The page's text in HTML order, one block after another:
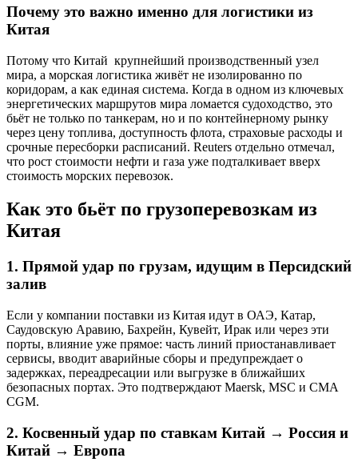
Почему это важно именно для логистики из
Китая
Потому что Китай крупнейший производственный узел
мира, а морская логистика живёт не изолированно по
коридорам, а как единая система. Когда в одном из ключевых
энергетических маршрутов мира ломается судоходство, это
бьёт не только по танкерам, но и по контейнерному рынку
через цену топлива, доступность флота, страховые расходы и
срочные пересборки расписаний. Reuters отдельно отмечал,
что рост стоимости нефти и газа уже подталкивает вверх
стоимость морских перевозок.
Как это бьёт по грузоперевозкам из
Китая
1. Прямой удар по грузам, идущим в Персидский
залив
Если у компании поставки из Китая идут в ОАЭ, Катар,
Саудовскую Аравию, Бахрейн, Кувейт, Ирак или через эти
порты, влияние уже прямое: часть линий приостанавливает
сервисы, вводит аварийные сборы и предупреждает о
задержках, переадресации или выгрузке в ближайших
безопасных портах. Это подтверждают Maersk, MSC и CMA
CGM.
2. Косвенный удар по ставкам Китай → Россия и
Китай → Европа